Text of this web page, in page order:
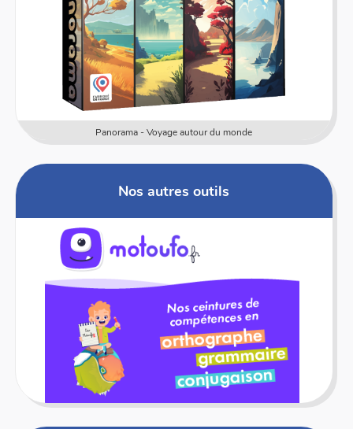
Panorama - Voyage autour du monde
Nos autres outils